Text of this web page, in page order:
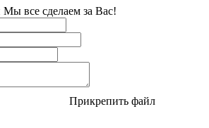
Мы все сделаем за Вас!
Прикрепить файл